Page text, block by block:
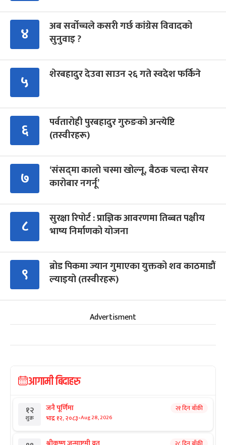
४
अब सर्वोच्चले कसरी गर्छ कांग्रेस विवादको
सुनुवाइ ?
५ शेरबहादुर देउवा साउन २६ गते स्वदेश फर्किने
६
पर्वतारोही पुरबहादुर गुरुङको अन्त्येष्टि
(तस्वीरहरू)
७
‘संसद्‍मा कालो चस्मा खोल्नू, बैठक चल्दा सेयर
कारोबार नगर्नू’
८
सुरक्षा रिपोर्ट : प्राज्ञिक आवरणमा तिब्बत पक्षीय
भाष्य निर्माणको योजना
९
ब्रोड पिकमा ज्यान गुमाएका युक्तको शव काठमाडौं
ल्याइयो (तस्वीरहरू)
Advertisment
आगामी बिदाहरु
१२
शुक्र
जनै पूर्णिमा
भाद्र १२, २०८३-Aug 28, 2026
२१ दिन बाँकी